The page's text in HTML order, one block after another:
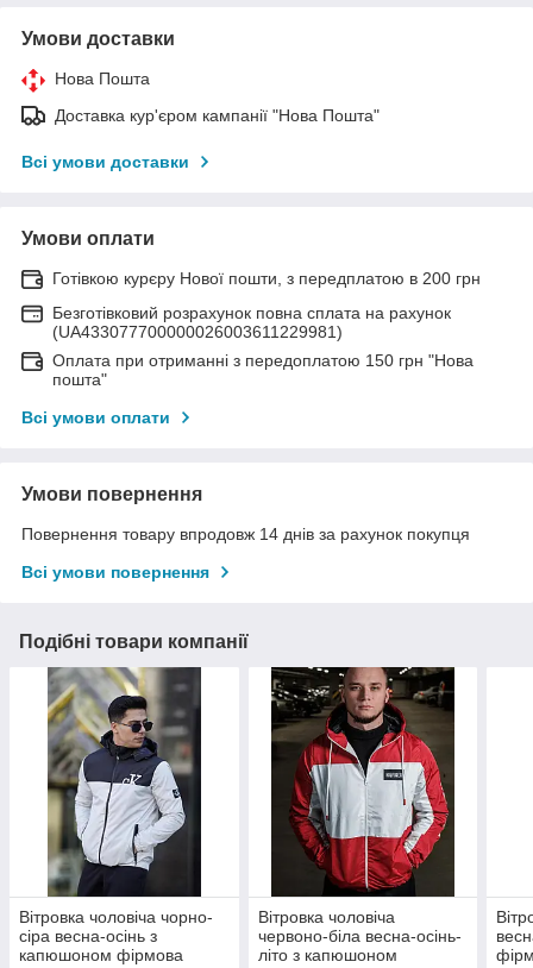
Умови доставки
Нова Пошта
Доставка кур'єром кампанії "Нова Пошта"
Всі умови доставки
Умови оплати
Готівкою курєру Нової пошти, з передплатою в 200 грн
Безготівковий розрахунок повна сплата на рахунок
(UA433077700000026003611229981)
Оплата при отриманні з передоплатою 150 грн "Нова
пошта"
Всі умови оплати
Умови повернення
Повернення товару впродовж 14 днів за рахунок покупця
Всі умови повернення
Подібні товари компанії
Вітровка чоловіча чорно-
сіра весна-осінь з
капюшоном фірмова
Вітровка чоловіча
червоно-біла весна-осінь-
літо з капюшоном